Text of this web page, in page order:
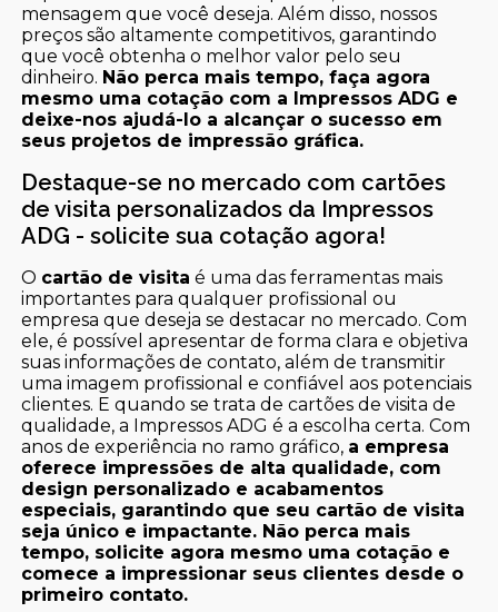
mensagem que você deseja. Além disso, nossos
preços são altamente competitivos, garantindo
que você obtenha o melhor valor pelo seu
dinheiro. Não perca mais tempo, faça agora
mesmo uma cotação com a Impressos ADG e
deixe-nos ajudá-lo a alcançar o sucesso em
seus projetos de impressão gráfica.
Destaque-se no mercado com cartões
de visita personalizados da Impressos
ADG - solicite sua cotação agora!
O cartão de visita é uma das ferramentas mais
importantes para qualquer profissional ou
empresa que deseja se destacar no mercado. Com
ele, é possível apresentar de forma clara e objetiva
suas informações de contato, além de transmitir
uma imagem profissional e confiável aos potenciais
clientes. E quando se trata de cartões de visita de
qualidade, a Impressos ADG é a escolha certa. Com
anos de experiência no ramo gráfico, a empresa
oferece impressões de alta qualidade, com
design personalizado e acabamentos
especiais, garantindo que seu cartão de visita
seja único e impactante. Não perca mais
tempo, solicite agora mesmo uma cotação e
comece a impressionar seus clientes desde o
primeiro contato.